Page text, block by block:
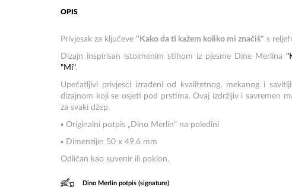
OPIS
Privjesak za ključeve "Kako da ti kažem koliko mi značiš" s
Dizajn inspirisan istoimenim stihom iz pjesme Dine Merlina
"Mi".
Upečatljivi privjesci izrađeni od kvalitetnog, mekanog i
dizajnom koji se osjeti pod prstima. Ovaj izdržljiv i savremen
za svaki džep.
▪ Originalni potpis „Dino Merlin“ na poleđini
▪ Dimenzije: 50 x 49,6 mm
Odličan kao suvenir ili poklon.
Dino Merlin potpis (signature)